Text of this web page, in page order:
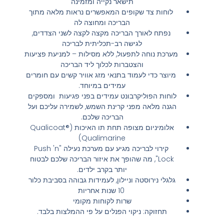
לוחות צד שקופים המאפשרים נראות מלאה מתוך
הבריכה ומחוצה לה
נפתח לאורך הבריכה מקצה לקצה לשני הצדדים,
לגישה רב-תכליתית לבריכה
מערכת נוחה לתפעול, ללא מסילות – למניעת פציעות
והצטברות לכלוך ליד הבריכה
מיוצר כדי לעמוד בתנאי מזג אוויר קשים עם חומרים
עמידים במיוחד.
לוחות הפוליקרבונט עמידים בפני פגיעות ומספקים
הגנה מלאה מפני קרינת השמש, לשמירה עליכם ועל
הבריכה שלכם.
אלומיניום מצופה תחת תו האיכות (Qualicoat®
Qualimarine)
קירוי לבריכה מגיע עם מערכת נעילה "Push 'n
Lock", מה שהופך את איזור הבריכה שלכם לבטוח
יותר בקרב ילדים.
גלגלי נירוסטה וניילון, לעמידות גבוהה בסביבת כלור
שרות לקוחות מקומי
תחזוקה: ניקוי הפנלים על פי ההמלצות בלבד.